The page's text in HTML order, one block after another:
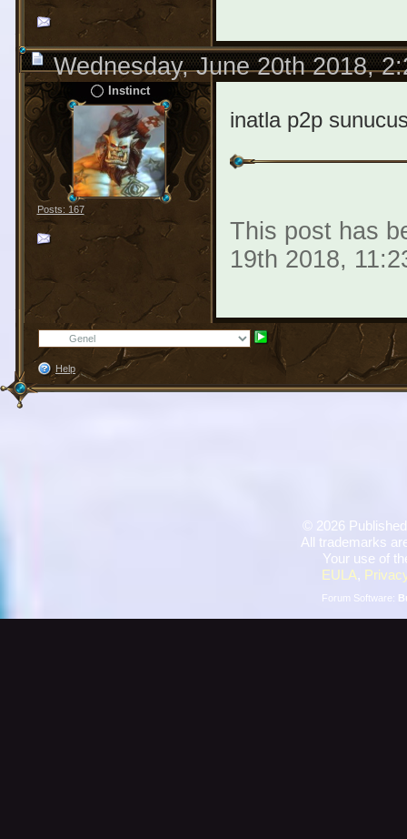
Wednesday, June 20th 2018,
Instinct
Posts: 167
inatla p2p
This post has
19th 2018,
Help
© 2026
All trademarks
Your use of
EULA,
Forum Software: